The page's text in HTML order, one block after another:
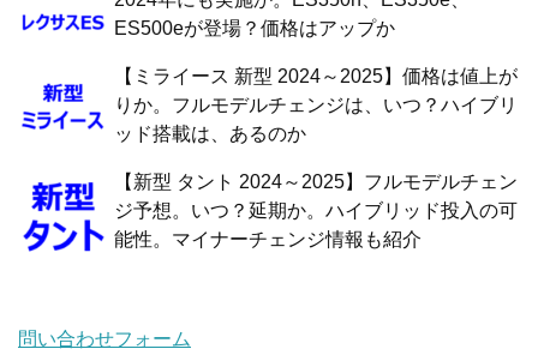
ES500eが登場？価格はアップか
【ミライース 新型 2024～2025】価格は値上が
りか。フルモデルチェンジは、いつ？ハイブリ
ッド搭載は、あるのか
【新型 タント 2024～2025】フルモデルチェン
ジ予想。いつ？延期か。ハイブリッド投入の可
能性。マイナーチェンジ情報も紹介
問い合わせフォーム